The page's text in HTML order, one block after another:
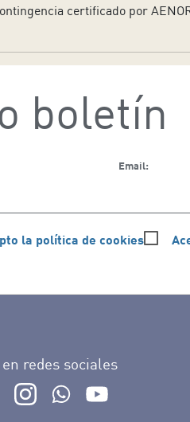
certificado por
boletín
Email:
la política de cookies
redes sociales
de Auditorio de Tenerife en
Ir a perfil de Auditorio de
Ir a perfil de Auditorio de
Ir al BoletínIr al perfil de